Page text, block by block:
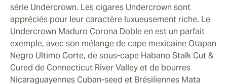
série Undercrown. Les cigares Undercrown sont
appréciés pour leur caractère luxueusement riche. Le
Undercrown Maduro Corona Doble en est un parfait
exemple, avec son mélange de cape mexicaine Otapan
Negro Ultimo Corte, de sous-cape Habano Stalk Cut &
Cured de Connecticut River Valley et de bourres
Nicaraguayennes Cuban-seed et Brésiliennes Mata